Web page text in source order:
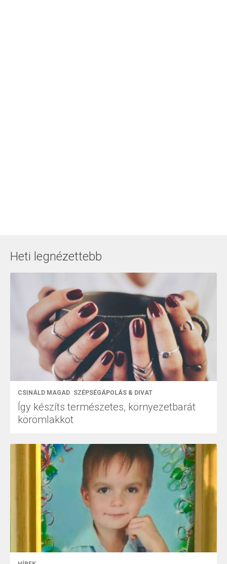
Heti legnézettebb
CSINÁLD MAGAD SZÉPSÉGÁPOLÁS & DIVAT
Így készíts természetes, környezetbarát
körömlakkot